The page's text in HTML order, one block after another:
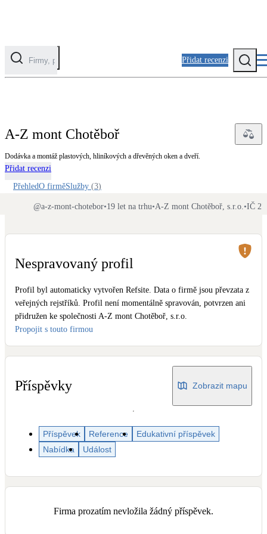
Přidat recenzi
Solární ohřev vody
Klimatizace pro vytápění
Dotační, energetické služby
Solární termický systém
Na přípravu teplé vody i přitápění
Klimatizace
Okna / dveře
A-Z mont Chotěboř
Dodávka a montáž plastových, hliníkových a dřevěných oken a dveří.
Přidat recenzi
PřehledO firměSlužby (3)
@a-z-mont-chotebor•19 let na trhu•A-Z mont Chotěboř, s.r.o.•IČ
Nespravovaný profil
Profil byl automaticky vytvořen Refsite. Data o firmě jsou převzata z
veřejných rejstříků. Profil není momentálně spravován, potvrzen ani
přidružen ke společnosti A-Z mont Chotěboř, s.r.o.
Propojit s touto firmou
Příspěvky Zobrazit mapu
Příspěvek Reference
Edukativní příspěvek
Nabídka
Událost
Firma prozatím nevložila žádný příspěvek.